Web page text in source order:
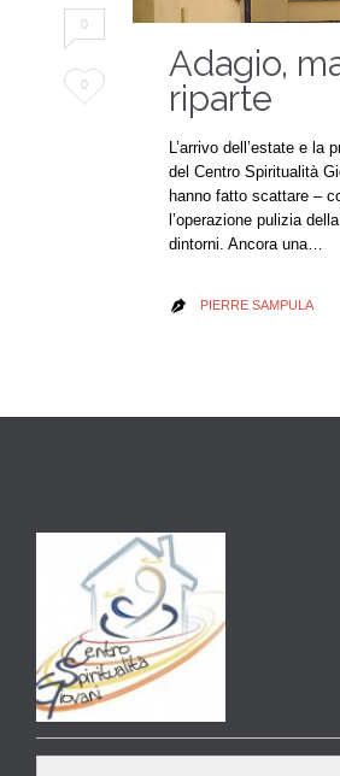
0
Love
0
Adagio,
riparte
L’arrivo dell’estate e la
del Centro Spiritualità
hanno fatto scattare –
l’operazione pulizia
dintorni. Ancora una…
 PIERRE SAMPULA